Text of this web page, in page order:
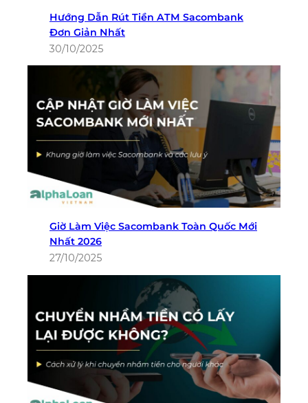
Hướng Dẫn Rút Tiền ATM Sacombank
Đơn Giản Nhất
30/10/2025
Giờ Làm Việc Sacombank Toàn Quốc Mới
Nhất 2026
27/10/2025